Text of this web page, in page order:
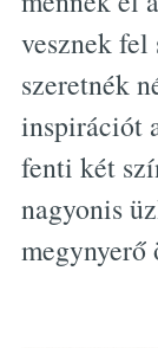
vesznek fel
szeretnék
inspirációt
fenti két
nagyonis
megynyerő